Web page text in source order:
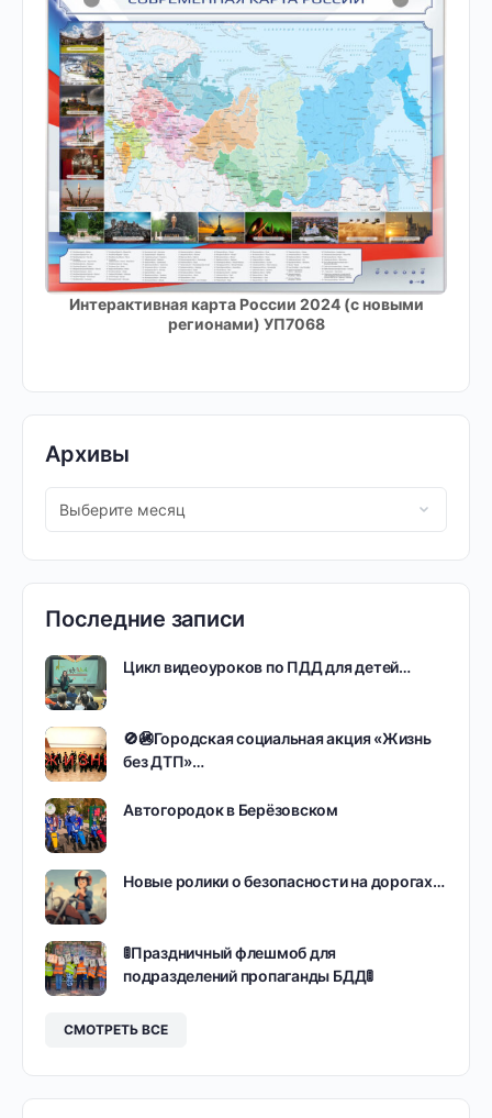
Интерактивная карта России 2024 (с новыми
регионами) УП7068
Архивы
Последние записи
Цикл видеоуроков по ПДД для детей…
🚫🚳Городская социальная акция «Жизнь
без ДТП»…
Автогородок в Берёзовском
Новые ролики о безопасности на дорогах…
🚦Праздничный флешмоб для
подразделений пропаганды БДД🚦
СМОТРЕТЬ ВСЕ